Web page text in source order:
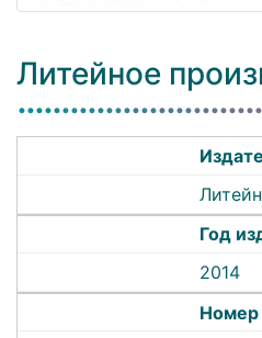
Литейное
Год
2014
Номер